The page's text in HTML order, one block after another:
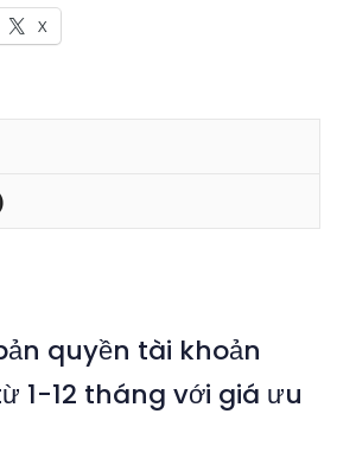
X
quyền tài khoản
1-12 tháng với giá ưu